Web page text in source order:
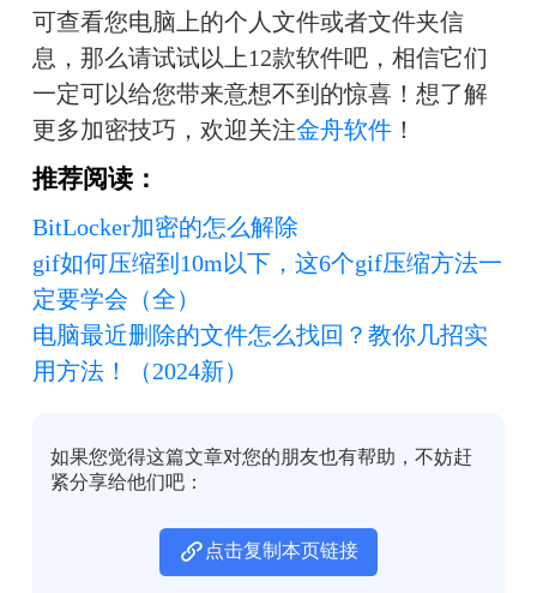
可查看您电脑上的个人文件或者文件夹信
息，那么请试试以上12款软件吧，相信它们
一定可以给您带来意想不到的惊喜！想了解
更多加密技巧，欢迎关注金舟软件！
推荐阅读：
BitLocker加密的怎么解除
gif如何压缩到10m以下，这6个gif压缩方法一
定要学会（全）
电脑最近删除的文件怎么找回？教你几招实
用方法！（2024新）
如果您觉得这篇文章对您的朋友也有帮助，不妨赶
紧分享给他们吧：
点击复制本页链接